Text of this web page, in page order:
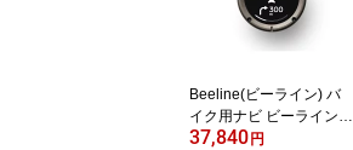
Beeline(ビーライン) バ
イク用ナビ ビーラインモ
ト2 Moto II ナビゲーショ
37,840円